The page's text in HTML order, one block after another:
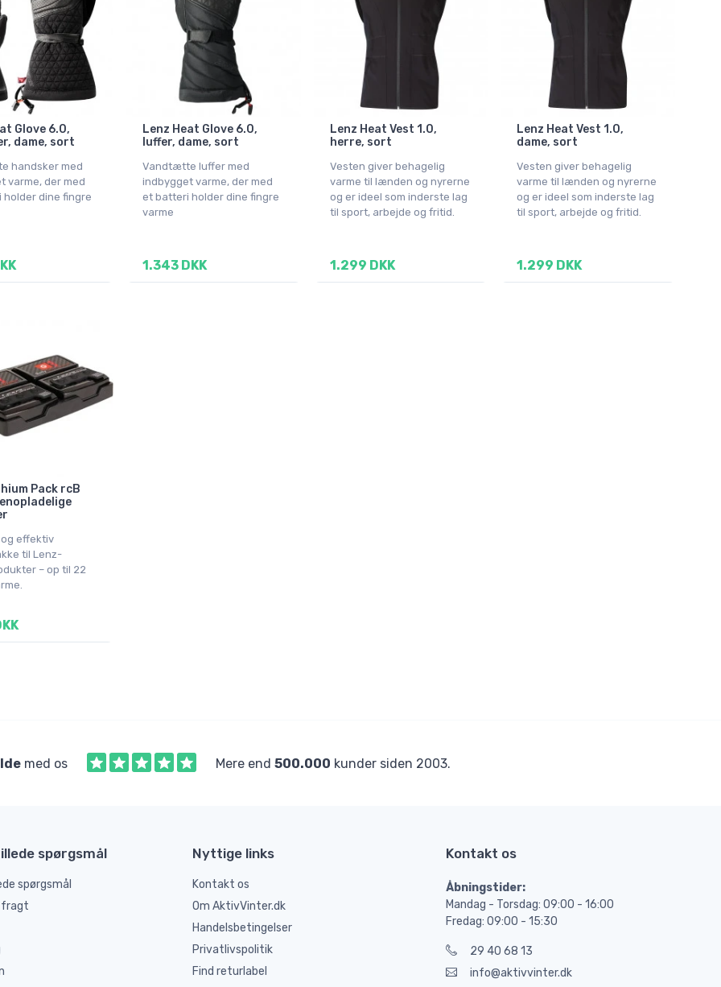
Glove 6.0,
dame, sort
handsker med
varme, der med
dine fingre
Lenz Heat Glove 6.0,
luffer, dame, sort
Vandtætte luffer med
indbygget varme, der med
et batteri holder dine fingre
varme
1.343 DKK
Lenz Heat Vest 1.0,
herre, sort
Vesten giver behagelig
varme til lænden og nyrerne
og er ideel som inderste lag
til sport, arbejde og fritid.
1.299 DKK
Lenz Heat Vest 1.0,
dame, sort
Vesten giver behagelig
varme til lænden og nyrerne
og er ideel som inderste lag
til sport, arbejde og fritid.
1.299 DKK
Pack rcB
effektiv
til Lenz-
– op til 22
med os Mere end 500.000 kunder siden 2003.
spørgsmål
spørgsmål
fragt
Nyttige links
Kontakt os
Om AktivVinter.dk
Handelsbetingelser
Privatlivspolitik
Find returlabel
Kontakt os
Åbningstider:
Mandag - Torsdag: 09:00 - 16:00
Fredag: 09:00 - 15:30
29 40 68 13
info@aktivvinter.dk